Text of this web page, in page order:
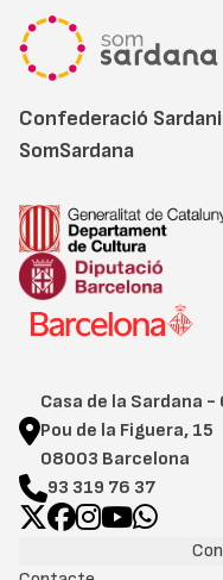
Confederació
SomSardana
Casa de la Sardana -
Pou de la Figuera, 15
08003 Barcelona
93 319 76 37